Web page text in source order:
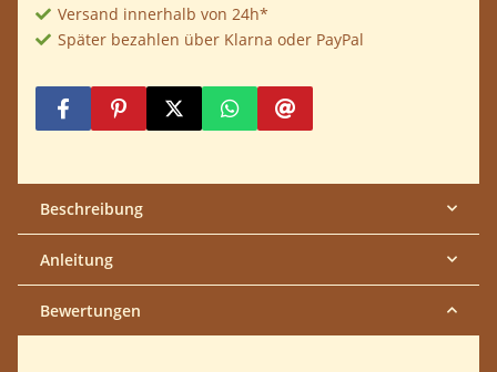
Versand innerhalb von 24h*
Später bezahlen über Klarna oder PayPal
Beschreibung
Anleitung
Bewertungen